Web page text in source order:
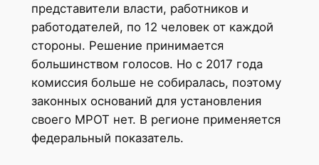
представители власти, работников и
работодателей, по 12 человек от каждой
стороны. Решение принимается
большинством голосов. Но с 2017 года
комиссия больше не собиралась, поэтому
законных оснований для установления
своего МРОТ нет. В регионе применяется
федеральный показатель.